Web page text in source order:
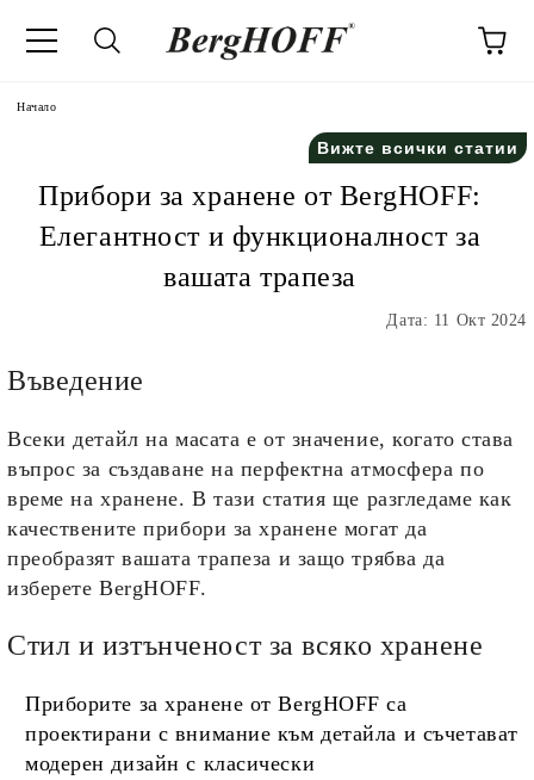
Начало
Вижте всички статии
Прибори за хранене от BergHOFF:
Елегантност и функционалност за
вашата трапеза
Дата: 11 Окт 2024
Въведение
Всеки детайл на масата е от значение, когато става
въпрос за създаване на перфектна атмосфера по
време на хранене. В тази статия ще разгледаме как
качествените прибори за хранене могат да
преобразят вашата трапеза и защо трябва да
изберете BergHOFF.
Стил и изтънченост за всяко хранене
Приборите за хранене от BergHOFF са
проектирани с внимание към детайла и съчетават
модерен дизайн с класически